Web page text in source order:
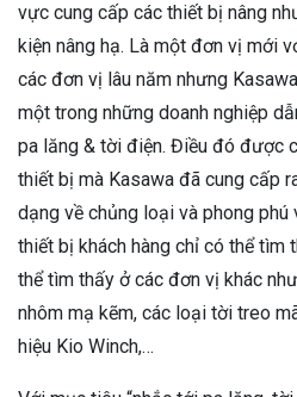
vực cung cấp các thiết bị nâng
kiện nâng hạ. Là một đơn vị mới
các đơn vị lâu năm nhưng
một trong những doanh nghiệp
pa lăng & tời điện. Điều đó được
thiết bị mà Kasawa đã cung cấp
dạng về chủng loại và phong phú
thiết bị khách hàng chỉ có thể tìm
thể tìm thấy ở các đơn vị khác
nhôm mạ kẽm, các loại tời treo
hiệu Kio Winch,…